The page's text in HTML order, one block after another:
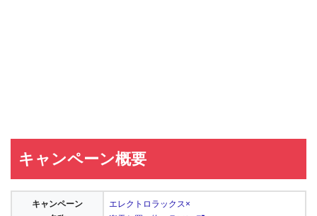
キャンペーン概要
キャンペーン
エレクトロラックス×